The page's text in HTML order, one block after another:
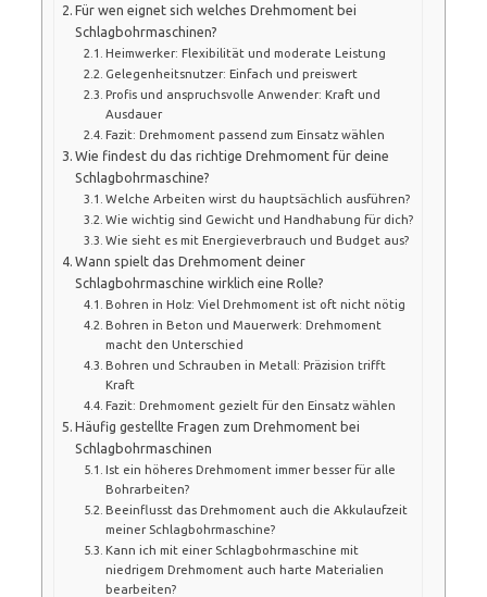
Für wen eignet sich welches Drehmoment bei
Schlagbohrmaschinen?
Heimwerker: Flexibilität und moderate Leistung
Gelegenheitsnutzer: Einfach und preiswert
Profis und anspruchsvolle Anwender: Kraft und
Ausdauer
Fazit: Drehmoment passend zum Einsatz wählen
Wie findest du das richtige Drehmoment für deine
Schlagbohrmaschine?
Welche Arbeiten wirst du hauptsächlich ausführen?
Wie wichtig sind Gewicht und Handhabung für dich?
Wie sieht es mit Energieverbrauch und Budget aus?
Wann spielt das Drehmoment deiner
Schlagbohrmaschine wirklich eine Rolle?
Bohren in Holz: Viel Drehmoment ist oft nicht nötig
Bohren in Beton und Mauerwerk: Drehmoment
macht den Unterschied
Bohren und Schrauben in Metall: Präzision trifft
Kraft
Fazit: Drehmoment gezielt für den Einsatz wählen
Häufig gestellte Fragen zum Drehmoment bei
Schlagbohrmaschinen
Ist ein höheres Drehmoment immer besser für alle
Bohrarbeiten?
Beeinflusst das Drehmoment auch die Akkulaufzeit
meiner Schlagbohrmaschine?
Kann ich mit einer Schlagbohrmaschine mit
niedrigem Drehmoment auch harte Materialien
bearbeiten?